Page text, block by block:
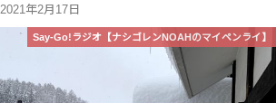
2021年2月17日
Say-Go!ラジオ【ナシゴレンNOAHのマイペンライ】